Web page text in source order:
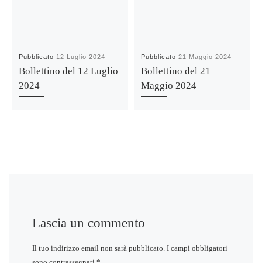
Pubblicato 12 Luglio 2024
Bollettino del 12 Luglio
2024
Pubblicato21 Maggio 2024
Bollettino del 21
Maggio 2024
Lascia un commento
Il tuo indirizzo email non sarà pubblicato. I campi obbligatori